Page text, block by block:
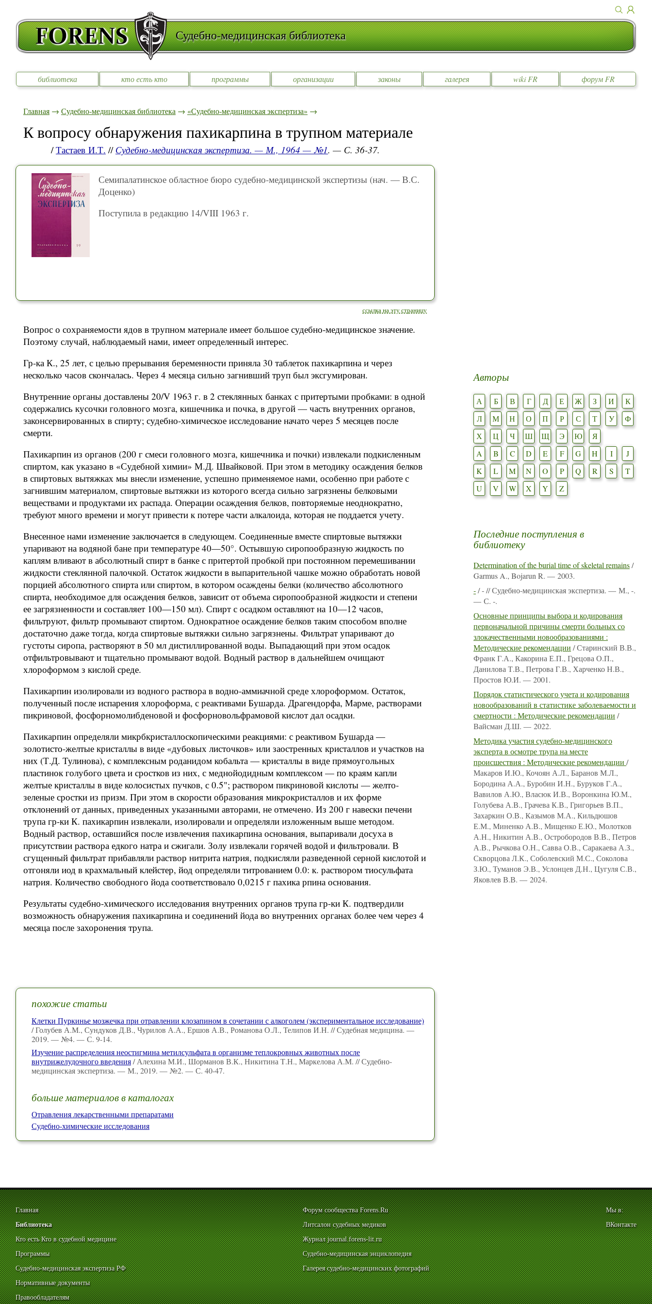
Судебно-медицинская библиотека
библиотека кто есть кто программы организации законы галерея wiki FR форум FR
Главная → Судебно-медицинская библиотека → «Судебно-медицинская экспертиза» →
К вопросу обнаружения пахикарпина в трупном материале
/Тастаев И.Т. // Судебно-медицинская экспертиза. — М., 1964 — №1. — С. 36-37.
Семипалатинское областное бюро судебно-медицинской экспертизы (нач. — В.С.
Доценко)
Поступила в редакцию 14/VIII 1963 г.
ссылка на эту страницу
Вопрос о сохраняемости ядов в трупном материале имеет большое судебно-медицинское значение.
Поэтому случай, наблюдаемый нами, имеет определенный интерес.
Гр-ка К., 25 лет, с целью прерывания беременности приняла 30 таблеток пахикарпина и через
несколько часов скончалась. Через 4 месяца сильно загнивший труп был эксгумирован.
Внутренние органы доставлены 20/V 1963 г. в 2 стеклянных банках с притертыми пробками: в одной
содержались кусочки головного мозга, кишечника и почка, в другой — часть внутренних органов,
законсервированных в спирту; судебно-химическое исследование начато через 5 месяцев после
смерти.
Пахикарпин из органов (200 г смеси головного мозга, кишечника и почки) извлекали подкисленным
спиртом, как указано в «Судебной химии» М.Д. Швайковой. При этом в методику осаждения белков
в спиртовых вытяжках мы внесли изменение, успешно применяемое нами, особенно при работе с
загнившим материалом, спиртовые вытяжки из которого всегда сильно загрязнены белковыми
веществами и продуктами их распада. Операции осаждения белков, повторяемые неоднократно,
требуют много времени и могут привести к потере части алкалоида, которая не поддается учету.
Внесенное нами изменение заключается в следующем. Соединенные вместе спиртовые вытяжки
упаривают на водяной бане при температуре 40—50°. Остывшую сиропообразную жидкость по
каплям вливают в абсолютный спирт в банке с притертой пробкой при постоянном перемешивании
жидкости стеклянной палочкой. Остаток жидкости в выпарительной чашке можно обработать новой
порцией абсолютного спирта или спиртом, в котором осаждены белки (количество абсолютного
спирта, необходимое для осаждения белков, зависит от объема сиропообразной жидкости и степени
ее загрязненности и составляет 100—150 мл). Спирт с осадком оставляют на 10—12 часов,
фильтруют, фильтр промывают спиртом. Однократное осаждение белков таким способом вполне
достаточно даже тогда, когда спиртовые вытяжки сильно загрязнены. Фильтрат упаривают до
густоты сиропа, растворяют в 50 мл дистиллированной воды. Выпадающий при этом осадок
отфильтровывают и тщательно промывают водой. Водный раствор в дальнейшем очищают
хлороформом з кислой среде.
Пахикарпин изолировали из водного раствора в водно-аммиачной среде хлороформом. Остаток,
полученный после испарения хлороформа, с реактивами Бушарда. Драгендорфа, Марме, растворами
пикриновой, фосфорномолибденовой и фосфорновольфрамовой кислот дал осадки.
Пахикарпин определяли микрбкристаллоскопическими реакциями: с реактивом Бушарда —
золотисто-желтые кристаллы в виде «дубовых листочков» или заостренных кристаллов и участков на
них (Т.Д. Тулинова), с комплексным роданидом кобальта — кристаллы в виде прямоугольных
пластинок голубого цвета и сростков из них, с меднойодидным комплексом — по краям капли
желтые кристаллы в виде колосистых пучков, с 0.5"; раствором пикриновой кислоты — желто-
зеленые сростки из призм. При этом в скорости образования микрокристаллов и их форме
отклонений от данных, приведенных указанными авторами, не отмечено. Из 200 г навески печени
трупа гр-ки К. пахикарпин извлекали, изолировали и определяли изложенным выше методом.
Водный раствор, оставшийся после извлечения пахикарпина основания, выпаривали досуха в
присутствии раствора едкого натра и сжигали. Золу извлекали горячей водой и фильтровали. В
сгущенный фильтрат прибавляли раствор нитрита натрия, подкисляли разведенной серной кислотой и
отгоняли иод в крахмальный клейстер, йод определяли титрованием 0.0: к. раствором тиосульфата
натрия. Количество свободного йода соответствовало 0,0215 г пахика рпина основания.
Результаты судебно-химического исследования внутренних органов трупа гр-ки К. подтвердили
возможность обнаружения пахикарпина и соединений йода во внутренних органах более чем через 4
месяца после захоронения трупа.
похожие статьи
Клетки Пуркинье мозжечка при отравлении клозапином в сочетании с алкоголем (экспериментальное исследование)
/ Голубев А.М., Сундуков Д.В., Чурилов А.А., Ершов А.В., Романова О.Л., Телипов И.Н. // Судебная медицина. —
2019. — №4. — С. 9-14.
Изучение распределения неостигмина метилсульфата в организме теплокровных животных после
внутрижелудочного введения/ Алехина М.И., Шорманов В.К., Никитина Т.Н., Маркелова А.М. // Судебно-
медицинская экспертиза. — М., 2019. — №2. — С. 40-47.
больше материалов в каталогах
Отравления лекарственными препаратами
Судебно-химические исследования
Авторы
А Б В Г Д Е Ж З И
К
Л
М Н О П Р С Т У
Ф
Х
Ц Ч Ш Щ Э Ю
Я
A
B C D E F G H I
J
K
L M N O P Q R S
T
U
V W X Y Z
Последние поступления в
библиотеку
Determination of the burial time of skeletal remains/
Garmus A., Bojarun R. — 2003.
-/ - // Судебно-медицинская экспертиза. — М., -.
— С. -.
Основные принципы выбора и кодирования
первоначальной причины смерти больных со
злокачественными новообразованиями :
Методические рекомендации / Старинский В.В.,
Франк Г.А., Какорина Е.П., Грецова О.П.,
Данилова Т.В., Петрова Г.В., Харченко Н.В.,
Простов Ю.И. — 2001.
Порядок статистического учета и кодирования
новообразований в статистике заболеваемости и
смертности : Методические рекомендации /
Вайсман Д.Ш. — 2022.
Методика участия судебно-медицинского
эксперта в осмотре трупа на месте
происшествия : Методические рекомендации /
Макаров И.Ю., Кочоян А.Л., Баранов М.Л.,
Бородина А.А., Буробин И.Н., Буруков Г.А.,
Вавилов А.Ю., Власюк И.В., Воронкина Ю.М.,
Голубева А.В., Грачева К.В., Григорьев В.П.,
Захаркин О.В., Казымов М.А., Кильдюшов
Е.М., Миненко А.В., Мищенко Е.Ю., Молотков
А.Н., Никитин А.В., Остробородов В.В., Петров
А.В., Рычкова О.Н., Савва О.В., Саракаева А.З.,
Скворцова Л.К., Соболевский М.С., Соколова
З.Ю., Туманов Э.В., Услонцев Д.Н., Цугуля С.В.,
Яковлев В.В. — 2024.
Главная
Библиотека
Кто есть Кто в судебной медицине
Программы
Судебно-медицинская экспертиза РФ
Нормативные документы
Правообладателям
Форум сообщества Forens.Ru
Литсалон судебных медиков
Журнал journal.forens-lit.ru
Судебно-медицинская энциклопедия
Галерея судебно-медицинских фотографий
Мы в:
ВКонтакте